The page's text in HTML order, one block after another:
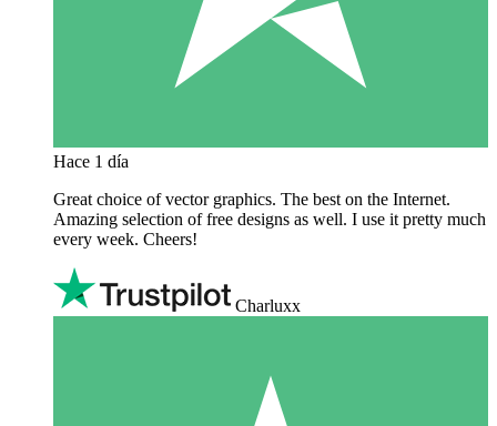
Hace 1 día
Great choice of vector graphics. The best on the Internet.
Amazing selection of free designs as well. I use it pretty much
every week. Cheers!
Charluxx